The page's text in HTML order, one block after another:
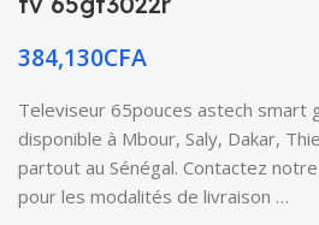
384,130CFA
Televiseur 65pouces astech
disponible à Mbour, Saly, Dakar,
partout au Sénégal. Contactez
pour les modalités de livraison …